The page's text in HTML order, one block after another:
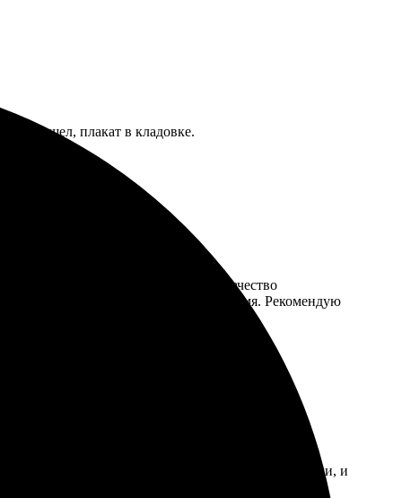
нашел, плакат в кладовке.
несколько дней пришла посылка. Качество
с доставкой, всё пришло вовремя. Рекомендую
Сделала заказ на сайте, выбрала нужные снимки, и
заказывать еще.